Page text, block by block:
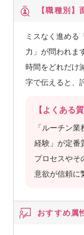
【職種別】
ミスなく進める
力」が問われま
時間をどれだけ
字で伝えると、
【よくある
「ルーチン
経験」が定番
プロセスやそ
意欲が信頼に
おすすめ属